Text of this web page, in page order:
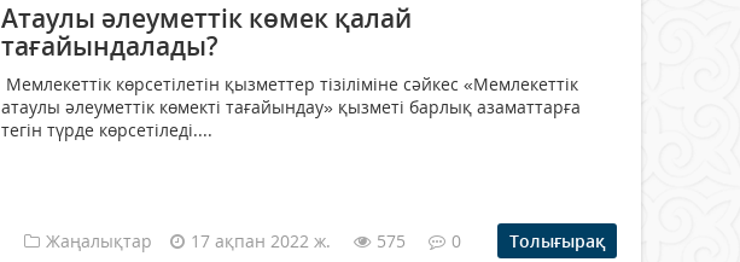
Атаулы әлеуметтік көмек қалай
тағайындалады?
Мемлекеттік көрсетілетін қызметтер тізіліміне сәйкес «Мемлекеттік
атаулы әлеуметтік көмекті тағайындау» қызметі барлық азаматтарға
тегін түрде көрсетіледі....
Жаңалықтар 17 ақпан 2022 ж. 575 0 Толығырақ